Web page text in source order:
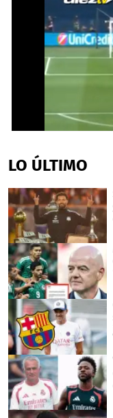
of
32
LO ÚLTIMO